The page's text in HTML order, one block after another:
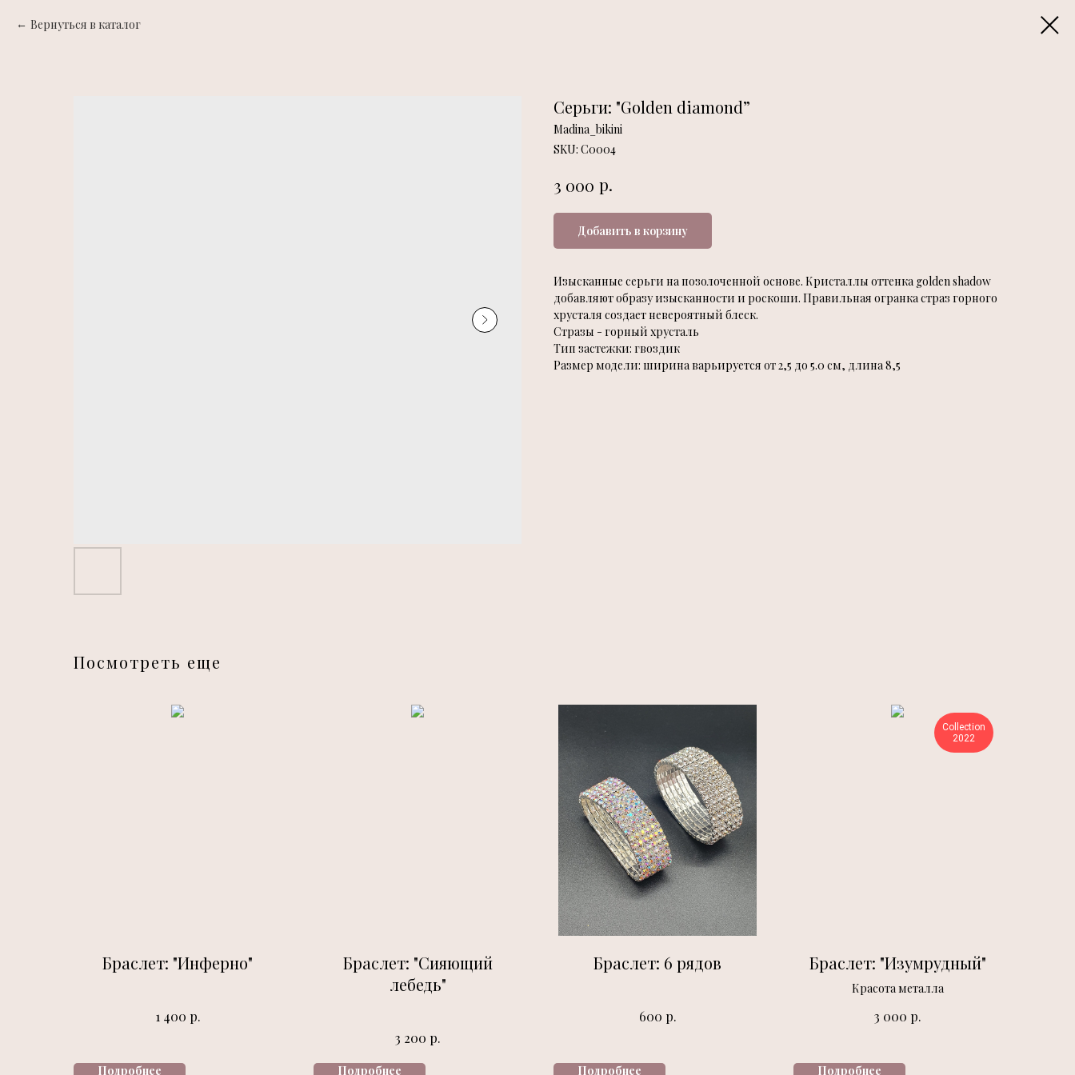
Вернуться в каталог
Серьги: "Golden diamond”
Madina_bikini
SKU: С0004
3 000 р.
Добавить в корзину
Изысканные серьги на позолоченной основе. Кристаллы оттенка golden shadow
добавляют образу изысканности и роскоши. Правильная огранка страз горного
хрусталя создает невероятный блеск.
Стразы - горный хрусталь
Тип застежки: гвоздик
Размер модели: ширина варьируется от 2,5 до 5.0 см, длина 8,5
Посмотреть еще
Браслет: "Инферно"
1 400 р.
Подробнее
Браслет: "Сияющий
лебедь"
3 200 р.
Подробнее
Браслет: 6 рядов
600 р.
Подробнее
Collection
2022
Браслет: "Изумрудный"
Красота металла
3 000 р.
Подробнее